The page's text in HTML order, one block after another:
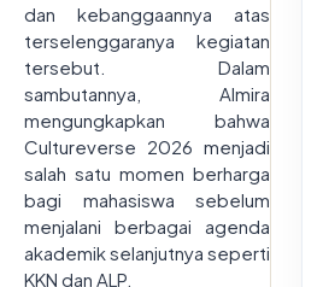
dan kebanggaannya atas
terselenggaranya kegiatan
tersebut. Dalam
sambutannya, Almira
mengungkapkan bahwa
Cultureverse 2026 menjadi
salah satu momen berharga
bagi mahasiswa sebelum
menjalani berbagai agenda
akademik selanjutnya seperti
KKN dan ALP.